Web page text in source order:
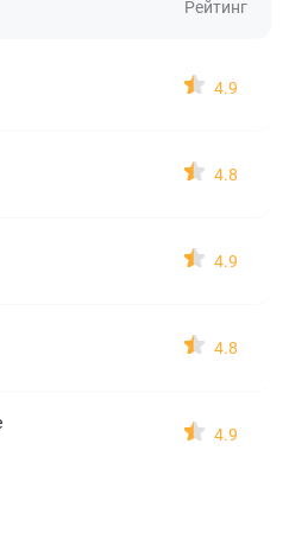
Рейтинг
4.9
4.8
4.9
4.8
4.9